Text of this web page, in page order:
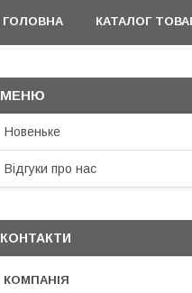
ГОЛОВНА КАТАЛОГ
Новеньке
Відгуки про нас
КОНТАКТИ